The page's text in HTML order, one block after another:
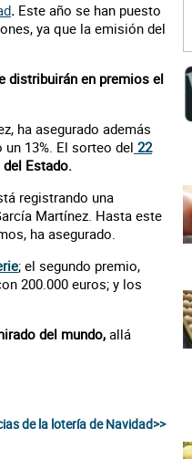
. Este año se han puesto
ya que la emisión del
distribuirán en premios el
ha asegurado además
un 13%. El sorteo del 22
Estado.
registrando una
Martínez. Hasta este
ha asegurado.
; el segundo premio,
200.000 euros; y los
del mundo, allá
de la lotería de Navidad>>